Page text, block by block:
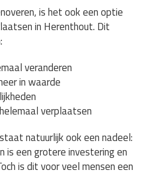
is het ook een optie
in Herenthout. Dit
veranderen
in waarde
verplaatsen
natuurlijk ook een nadeel:
is een grotere investering en
is dit voor veel mensen een